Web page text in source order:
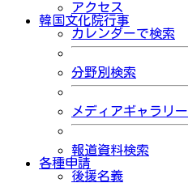
アクセス
韓国文化院行事
カレンダーで検索
分野別検索
メディアギャラリー
報道資料検索
各種申請
後援名義